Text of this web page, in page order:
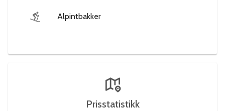
Alpintbakker
Prisstatistikk